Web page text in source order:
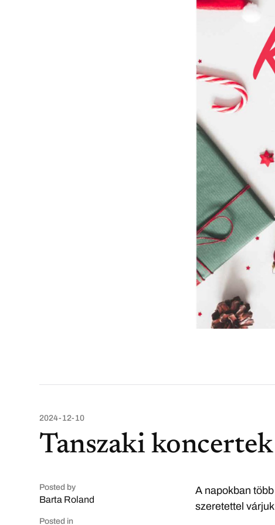
2024-12-10
Tanszaki koncertek
Posted by
Barta Roland
Posted in
A napokban
szeretettel